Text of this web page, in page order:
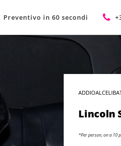
Preventivo in 60 secondi
Lincoln
*Per person, on a 10